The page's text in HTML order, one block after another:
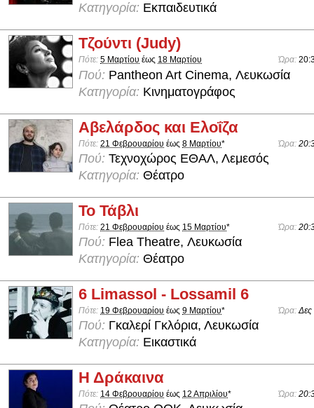
Κατηγορία: Εκπαιδευτικά
Τζούντι (Judy)
Πότε: 5 Μαρτίου έως 18 Μαρτίου Ώρα:
Πού: Pantheon Art Cinema, Λευκωσία
Κατηγορία: Κινηματογράφος
Αβελάρδος και Ελοΐζα
Πότε: 21 Φεβρουαρίου έως 8 Μαρτίου* Ώρα:
Πού: Τεχνοχώρος ΕΘΑΛ, Λεμεσός
Κατηγορία: Θέατρο
Το Τάβλι
Πότε: 21 Φεβρουαρίου έως 15 Μαρτίου* Ώρα:
Πού: Flea Theatre, Λευκωσία
Κατηγορία: Θέατρο
6 Limassol - Lossamil 6
Πότε: 19 Φεβρουαρίου έως 9 Μαρτίου* Ώρα:Δες
Πού: Γκαλερί Γκλόρια, Λευκωσία
Κατηγορία: Εικαστικά
Η Δράκαινα
Πότε: 14 Φεβρουαρίου έως 12 Απριλίου* Ώρα: